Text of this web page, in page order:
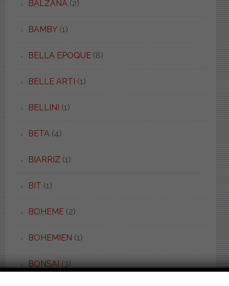
BALZANA(2)
BAMBY(1)
BELLA EPOQUE(8)
BELLE ARTI (1)
BELLINI (1)
BETA(4)
BIARRIZ (1)
BIT (1)
BOHEME(2)
BOHEMIEN (1)
BONSAI(3)